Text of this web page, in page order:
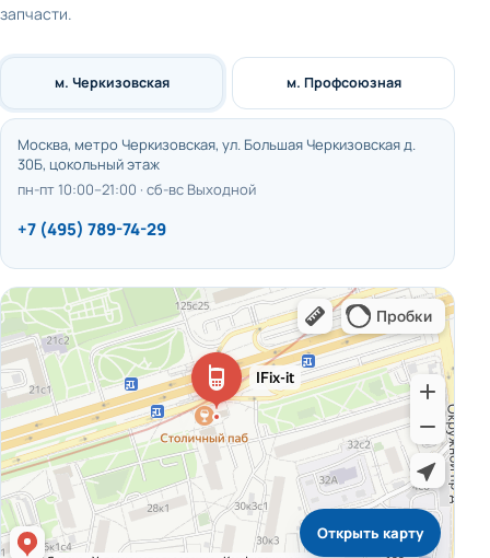
запчасти.
м. Черкизовская
Москва, метро Черкизовская, ул. Большая Черкизовская д.
30Б, цокольный этаж
пн-пт 10:00–21:00 · сб-вс Выходной
+7 (495) 789-74-29
м. Профсоюзная
Открыть карту